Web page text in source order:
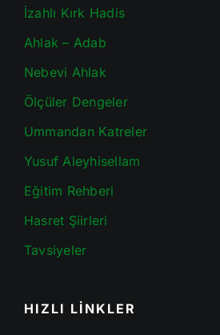
İzahlı Kırk Hadis
Ahlak – Adab
Nebevi Ahlak
Ölçüler Dengeler
Ummandan Katreler
Yusuf Aleyhisellam
Eğitim Rehberi
Hasret Şiirleri
Tavsiyeler
HIZLI LİNKLER